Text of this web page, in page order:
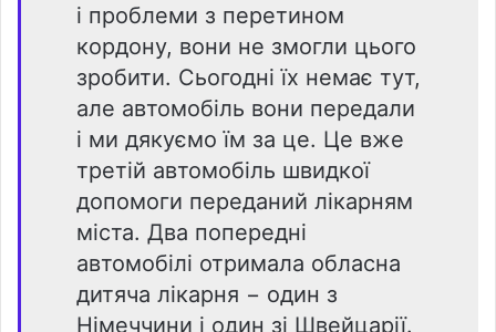
і проблеми з перетином
кордону, вони не змогли цього
зробити. Сьогодні їх немає тут,
але автомобіль вони передали
і ми дякуємо їм за це. Це вже
третій автомобіль швидкої
допомоги переданий лікарням
міста. Два попередні
автомобілі отримала обласна
дитяча лікарня − один з
Німеччини і один зі Швейцарії.